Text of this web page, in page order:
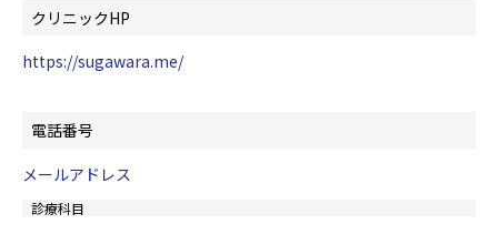
クリニックHP
https://sugawara.me/
電話番号
メールアドレス
診療科目